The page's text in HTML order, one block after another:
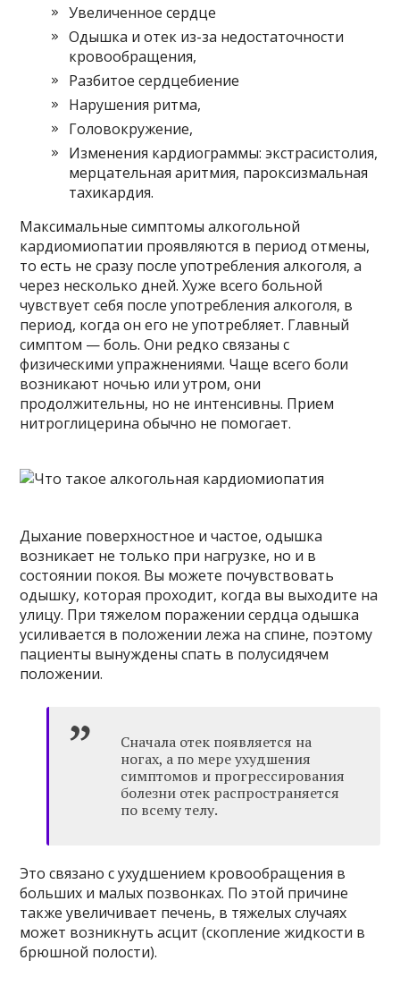
Увеличенное сердце
Одышка и отек из-за недостаточности
кровообращения,
Разбитое сердцебиение
Нарушения ритма,
Головокружение,
Изменения кардиограммы: экстрасистолия,
мерцательная аритмия, пароксизмальная
тахикардия.
Максимальные симптомы алкогольной
кардиомиопатии проявляются в период отмены,
то есть не сразу после употребления алкоголя, а
через несколько дней. Хуже всего больной
чувствует себя после употребления алкоголя, в
период, когда он его не употребляет. Главный
симптом — боль. Они редко связаны с
физическими упражнениями. Чаще всего боли
возникают ночью или утром, они
продолжительны, но не интенсивны. Прием
нитроглицерина обычно не помогает.
Дыхание поверхностное и частое, одышка
возникает не только при нагрузке, но и в
состоянии покоя. Вы можете почувствовать
одышку, которая проходит, когда вы выходите на
улицу. При тяжелом поражении сердца одышка
усиливается в положении лежа на спине, поэтому
пациенты вынуждены спать в полусидячем
положении.
Сначала отек появляется на
ногах, а по мере ухудшения
симптомов и прогрессирования
болезни отек распространяется
по всему телу.
Это связано с ухудшением кровообращения в
больших и малых позвонках. По этой причине
также увеличивает печень, в тяжелых случаях
может возникнуть асцит (скопление жидкости в
брюшной полости).